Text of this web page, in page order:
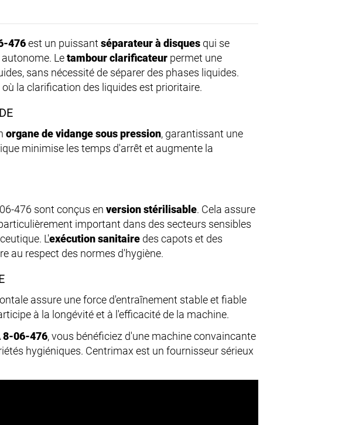
476est un puissant séparateur à disques qui se
Letambour clarificateur permet une
sans nécessité de séparer des phases liquides.
la clarification des liquides est prioritaire.
organe de vidange sous pression, garantissant une
minimise les temps d'arrêt et augmente la
476 sont conçus en version stérilisable. Cela assure
important dans des secteurs sensibles
L'exécution sanitaire des capots et des
au respect des normes d'hygiène.
assure une force d'entraînement stable et fiable
à la longévité et à l'efficacité de la machine.
8-06-476, vous bénéficiez d'une machine convaincante
hygiéniques. Centrimax est un fournisseur sérieux